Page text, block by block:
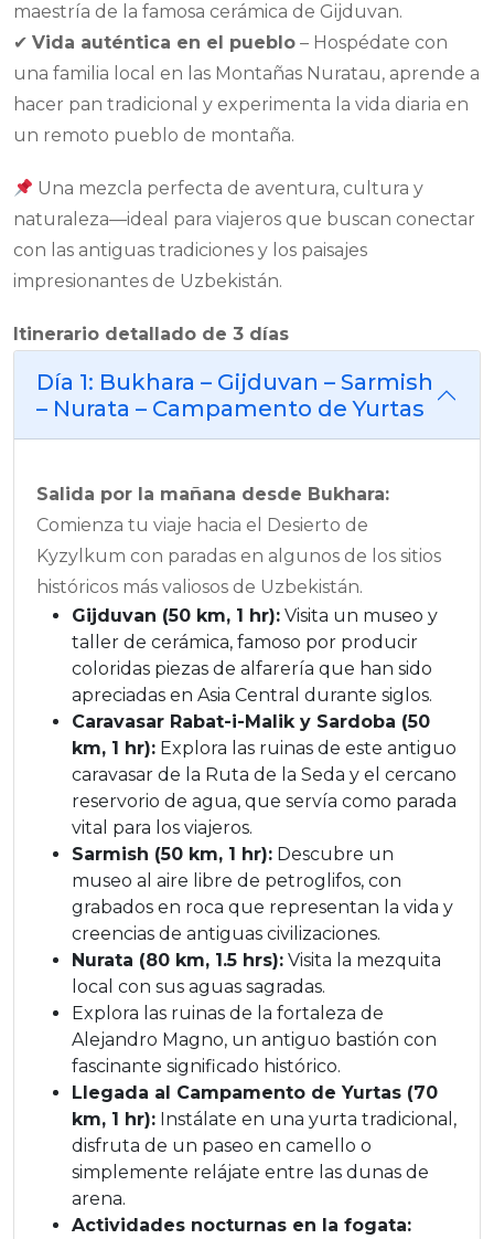
maestría de la famosa cerámica de Gijduvan.
✔ Vida auténtica en el pueblo – Hospédate con
una familia local en las Montañas Nuratau, aprende a
hacer pan tradicional y experimenta la vida diaria en
un remoto pueblo de montaña.
Una mezcla perfecta de aventura, cultura y
naturaleza—ideal para viajeros que buscan conectar
con las antiguas tradiciones y los paisajes
impresionantes de Uzbekistán.
Itinerario detallado de 3 días
Día 1: Bukhara – Gijduvan – Sarmish
– Nurata – Campamento de Yurtas
Salida por la mañana desde Bukhara:
Comienza tu viaje hacia el Desierto de
Kyzylkum con paradas en algunos de los sitios
históricos más valiosos de Uzbekistán.
Gijduvan (50 km, 1 hr): Visita un museo y
taller de cerámica, famoso por producir
coloridas piezas de alfarería que han sido
apreciadas en Asia Central durante siglos.
Caravasar Rabat-i-Malik y Sardoba (50
km, 1 hr): Explora las ruinas de este antiguo
caravasar de la Ruta de la Seda y el cercano
reservorio de agua, que servía como parada
vital para los viajeros.
Sarmish (50 km, 1 hr): Descubre un
museo al aire libre de petroglifos, con
grabados en roca que representan la vida y
creencias de antiguas civilizaciones.
Nurata (80 km, 1.5 hrs): Visita la mezquita
local con sus aguas sagradas.
Explora las ruinas de la fortaleza de
Alejandro Magno, un antiguo bastión con
fascinante significado histórico.
Llegada al Campamento de Yurtas (70
km, 1 hr): Instálate en una yurta tradicional,
disfruta de un paseo en camello o
simplemente relájate entre las dunas de
arena.
Actividades nocturnas en la fogata: